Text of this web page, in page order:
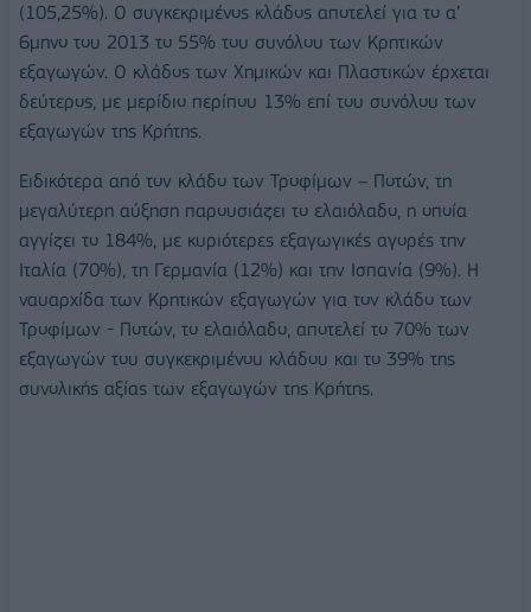
(105,25%). Ο συγκεκριμένος κλάδος αποτελεί για το α’
6μηνο του 2013 το 55% του συνόλου των Κρητικών
εξαγωγών. Ο κλάδος των Χημικών και Πλαστικών έρχεται
δεύτερος, με μερίδιο περίπου 13% επί του συνόλου των
εξαγωγών της Κρήτης.
Ειδικότερα από τον κλάδο των Τροφίμων – Ποτών, τη
μεγαλύτερη αύξηση παρουσιάζει το ελαιόλαδο, η οποία
αγγίζει το 184%, με κυριότερες εξαγωγικές αγορές την
Ιταλία (70%), τη Γερμανία (12%) και την Ισπανία (9%). Η
ναυαρχίδα των Κρητικών εξαγωγών για τον κλάδο των
Τροφίμων - Ποτών, το ελαιόλαδο, αποτελεί το 70% των
εξαγωγών του συγκεκριμένου κλάδου και το 39% της
συνολικής αξίας των εξαγωγών της Κρήτης.